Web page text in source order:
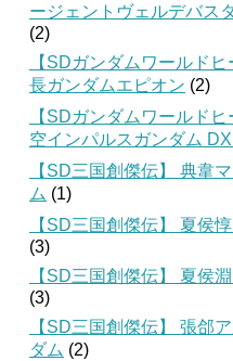
ージェントヴェルデバス
(2)
【SDガンダムワールド
長ガンダムエピオン (2)
【SDガンダムワールド
空インパルスガンダム DX
【SD三国創傑伝】 典韋
ム (1)
【SD三国創傑伝】 夏侯
(3)
【SD三国創傑伝】 夏侯
(3)
【SD三国創傑伝】 張郃
ダム (2)